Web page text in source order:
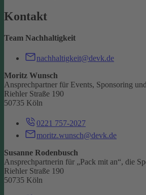
Kontakt
Team Nachhaltigkeit
nachhaltigkeit@devk.de
Moritz Wunsch
Ansprechpartner für Events, Sponsoring
Riehler Straße 190
50735 Köln
0221 757-2027
moritz.wunsch@devk.de
Susanne Rodenbusch
Ansprechpartnerin für „Pack mit an“, die
Riehler Straße 190
50735 Köln